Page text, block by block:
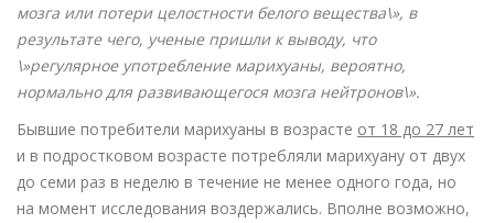
мозга или потери целостности белого вещества\», в
результате чего, ученые пришли к выводу, что
\»регулярное употребление марихуаны, вероятно,
нормально для развивающегося мозга нейтронов\».
Бывшие потребители марихуаны в возрасте от 18 до 27 лет
и в подростковом возрасте потребляли марихуану от двух
до семи раз в неделю в течение не менее одного года, но
на момент исследования воздержались. Вполне возможно,